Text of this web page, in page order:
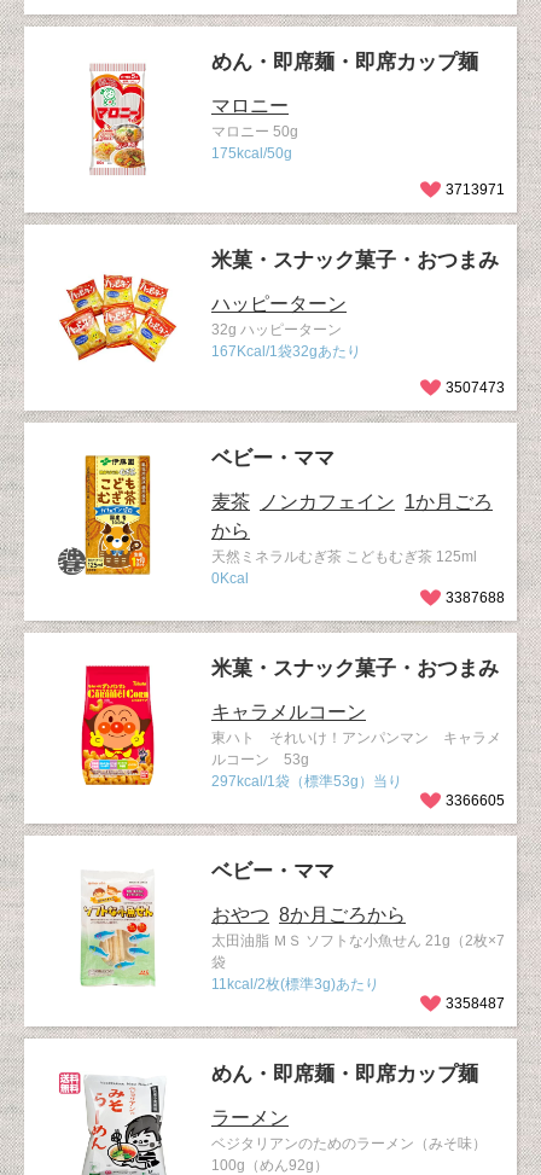
めん・即席麺・即席カップ麺
マロニー
マロニー 50g
175kcal/50g
3713971
米菓・スナック菓子・おつまみ
ハッピーターン
32g ハッピーターン
167Kcal/1袋32gあたり
3507473
ベビー・ママ
麦茶 ノンカフェイン 1か月ごろ
から
天然ミネラルむぎ茶 こどもむぎ茶 125ml
0Kcal
3387688
米菓・スナック菓子・おつまみ
キャラメルコーン
東ハト それいけ！アンパンマン キャラメ
ルコーン 53g
297kcal/1袋（標準53g）当り
3366605
ベビー・ママ
おやつ 8か月ごろから
太田油脂 ＭＳ ソフトな小魚せん 21g（2枚×7
袋
11kcal/2枚(標準3g)あたり
3358487
めん・即席麺・即席カップ麺
ラーメン
ベジタリアンのためのラーメン（みそ味）
100g（めん92g）